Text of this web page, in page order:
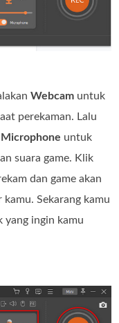
Webcam untuk
perekaman. Lalu
Microphone untuk
suara game. Klik
dan game akan
Sekarang kamu
yang ingin kamu